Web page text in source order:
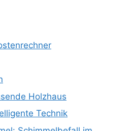
Holzhaus
Technik